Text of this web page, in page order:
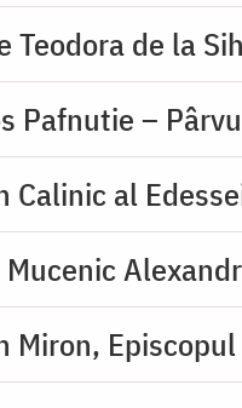
Teodora de la
Pafnutie –
al
Episcopul